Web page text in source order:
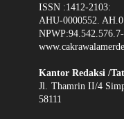
ISSN :1412-2103:
AHU-0000552.
Kantor Redaksi /
Jl. Thamrin II/4
58111